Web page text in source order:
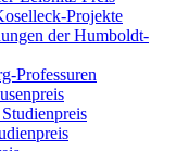
Projekte
der Humboldt-
Professuren